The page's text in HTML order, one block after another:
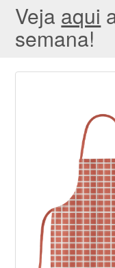
Veja aqui
semana!